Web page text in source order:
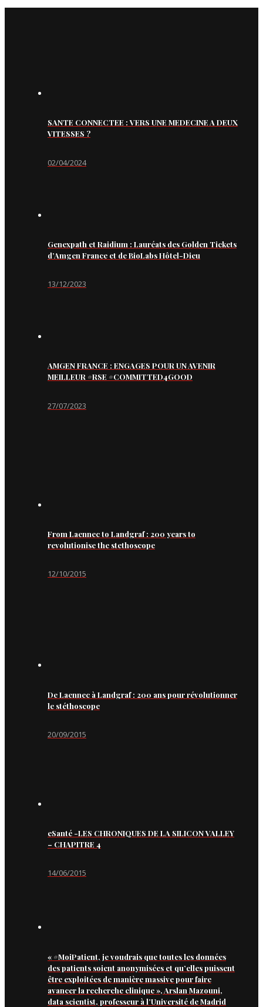
SANTE CONNECTEE : VERS UNE MEDECINE A DEUX
VITESSES ?
02/04/2024
Genexpath et Raidium : Lauréats des Golden Tickets
d’Amgen France et de BioLabs Hôtel-Dieu
13/12/2023
AMGEN FRANCE : ENGAGES POUR UN AVENIR
MEILLEUR #RSE #COMMITTED4GOOD
27/07/2023
From Laennec to Landgraf : 200 years to
revolutionise the stethoscope
12/10/2015
De Laennec à Landgraf : 200 ans pour révolutionner
le stéthoscope
20/09/2015
eSanté -LES CHRONIQUES DE LA SILICON VALLEY
– CHAPITRE 4
14/06/2015
« #MoiPatient, je voudrais que toutes les données
des patients soient anonymisées et qu’elles puissent
être exploitées de manière massive pour faire
avancer la recherche clinique », Arslan Mazouni,
data scientist, professeur à l’Université de Madrid